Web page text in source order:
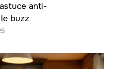
anti-
buzz